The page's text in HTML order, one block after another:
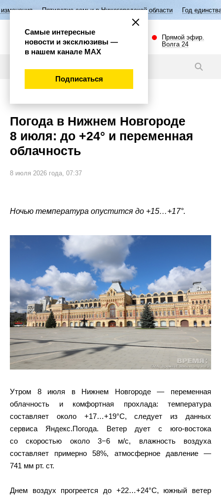
Пятилетие семьи в Нижегородской области Год единства народов
Прямой эфир.
Волга 24
Погода в Нижнем Новгороде
8 июля: до +24° и переменная
облачность
8 июля 2026 года, 07:37
Ночью температура опустится до +15…+17°.
Утром 8 июля в Нижнем Новгороде — переменная
облачность и комфортная прохлада: температура
составляет около +17…+19°C, следует из данных
сервиса Яндекс.Погода. Ветер дует с юго‑востока
со скоростью около 3−6 м/с, влажность воздуха
составляет примерно 58%, атмосферное давление —
741 мм рт. ст.
Днем воздух прогреется до +22…+24°C, южный ветер
Самые интересные
новости и эксклюзивы —
в нашем канале МАХ
Подписаться